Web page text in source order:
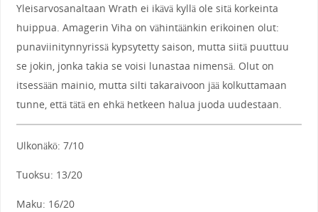
Yleisarvosanaltaan Wrath ei ikävä kyllä ole sitä korkeinta
huippua. Amagerin Viha on vähintäänkin erikoinen olut:
punaviinitynnyrissä kypsytetty saison, mutta siitä puuttuu
se jokin, jonka takia se voisi lunastaa nimensä. Olut on
itsessään mainio, mutta silti takaraivoon jää kolkuttamaan
tunne, että tätä en ehkä hetkeen halua juoda uudestaan.
Ulkonäkö: 7/10
Tuoksu: 13/20
Maku: 16/20